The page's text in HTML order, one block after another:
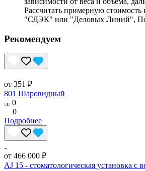
Рассчитать примерную стоимость
"СДЭК" или "Деловых Линий",
Рекомендуем
от 351 ₽
801 Шаровидный
0
0
Подробнее
от 466 000 ₽
AJ 15 - стоматологическая установка с